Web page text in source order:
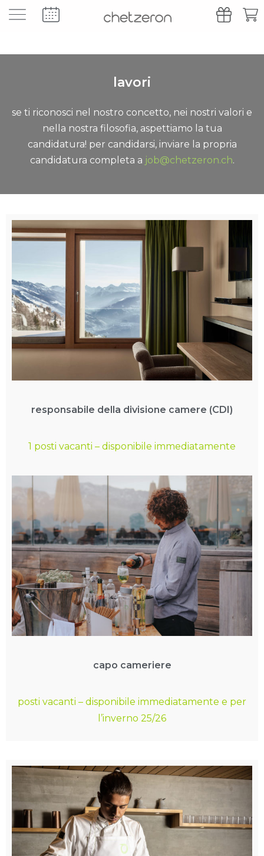
lavori
se ti riconosci nel nostro concetto, nei nostri valori e
nella nostra filosofia, aspettiamo la tua
candidatura! per candidarsi, inviare la propria
candidatura completa a job@chetzeron.ch.
responsabile della divisione camere (CDI)
1 posti vacanti – disponibile immediatamente
capo cameriere
posti vacanti – disponibile immediatamente e per
l’inverno 25/26